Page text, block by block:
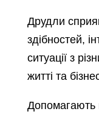
Друдли
здібностей,
ситуації з
житті та
Допомагають